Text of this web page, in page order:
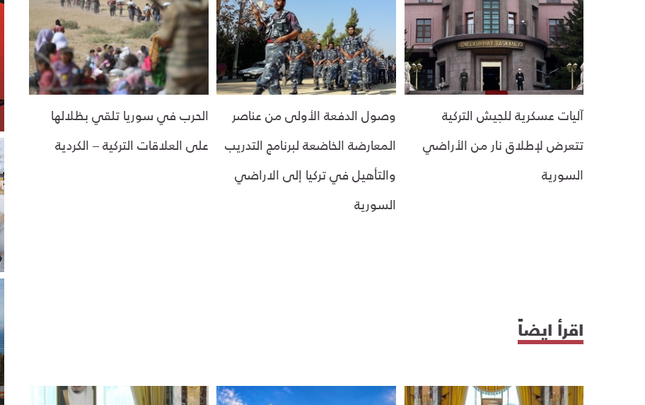
آليات عسكرية للجيش التركية
تتعرض لإطلاق نار من الأراضي
السورية
وصول الدفعة الأولى من عناصر
المعارضة الخاضعة لبرنامج التدريب
والتأهيل في تركيا إلى الاراضي
السورية
الحرب في سوريا تلقي بظلالها
على العلاقات التركية – الكردية
اقرأ ايضاً